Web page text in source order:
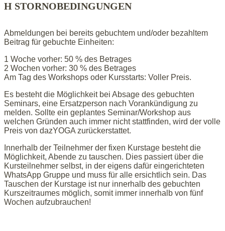
H STORNOBEDINGUNGEN
Abmeldungen bei bereits gebuchtem und/oder bezahltem
Beitrag für gebuchte Einheiten:
1 Woche vorher: 50 % des Betrages
2 Wochen vorher: 30 % des Betrages
Am Tag des Workshops oder Kursstarts: Voller Preis.
Es besteht die Möglichkeit bei Absage des gebuchten
Seminars, eine Ersatzperson nach Vorankündigung zu
melden. Sollte ein geplantes Seminar/Workshop aus
welchen Gründen auch immer nicht stattfinden, wird der volle
Preis von dazYOGA zurückerstattet.
Innerhalb der Teilnehmer der fixen Kurstage besteht die
Möglichkeit, Abende zu tauschen. Dies passiert über die
Kursteilnehmer selbst, in der eigens dafür eingerichteten
WhatsApp Gruppe und muss für alle ersichtlich sein. Das
Tauschen der Kurstage ist nur innerhalb des gebuchten
Kurszeitraumes möglich, somit immer innerhalb von fünf
Wochen aufzubrauchen!